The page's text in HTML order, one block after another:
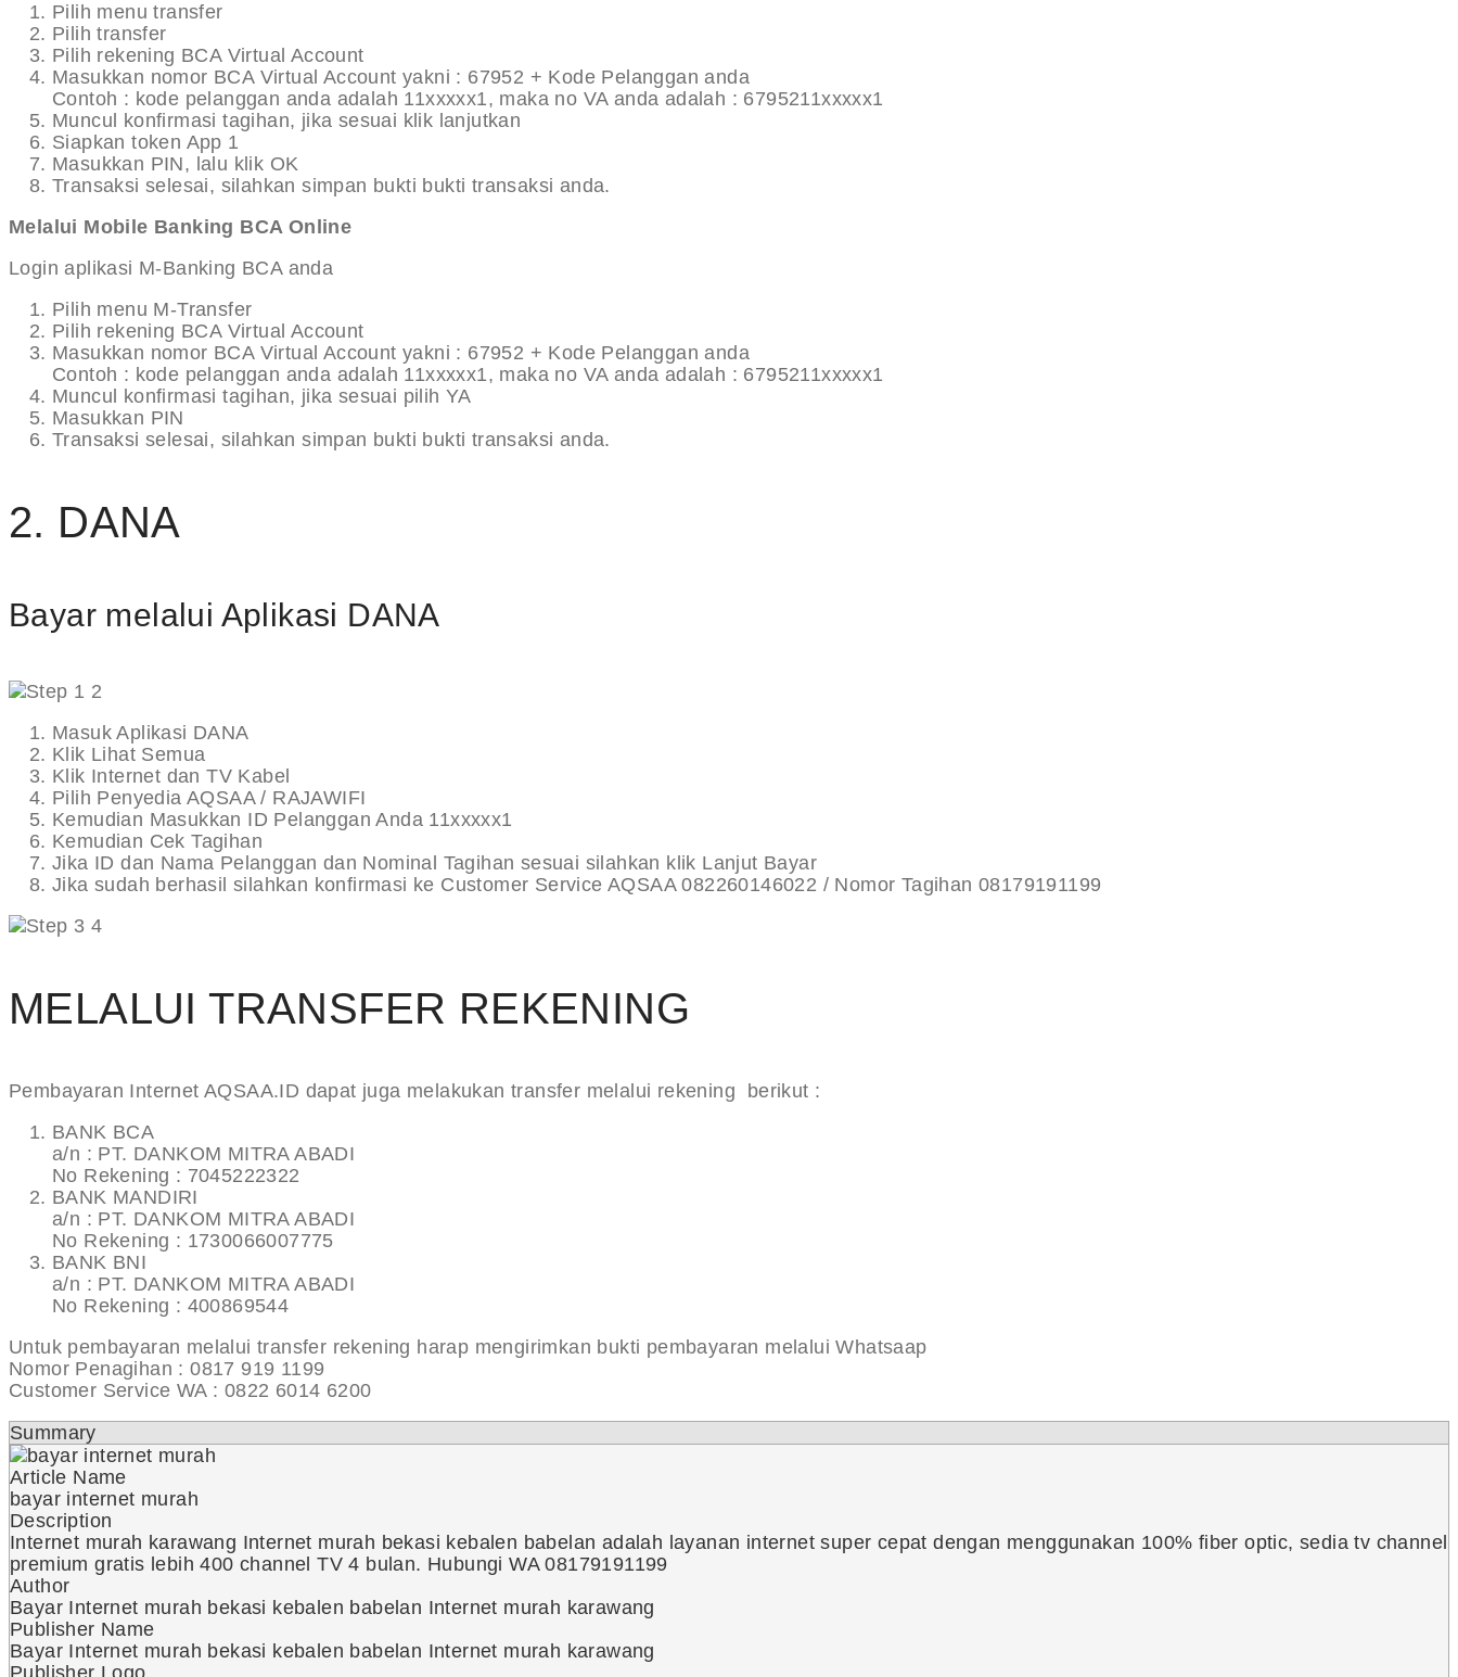
Pilih menu transfer
Pilih transfer
Pilih rekening BCA Virtual Account
Masukkan nomor BCA Virtual Account yakni : 67952 + Kode Pelanggan anda
Contoh : kode pelanggan anda adalah 11xxxxx1, maka no VA anda adalah : 6795211xxxxx1
Muncul konfirmasi tagihan, jika sesuai klik lanjutkan
Siapkan token App 1
Masukkan PIN, lalu klik OK
Transaksi selesai, silahkan simpan bukti bukti transaksi anda.
Melalui Mobile Banking BCA Online
Login aplikasi M-Banking BCA anda
Pilih menu M-Transfer
Pilih rekening BCA Virtual Account
Masukkan nomor BCA Virtual Account yakni : 67952 + Kode Pelanggan anda
Contoh : kode pelanggan anda adalah 11xxxxx1, maka no VA anda adalah : 6795211xxxxx1
Muncul konfirmasi tagihan, jika sesuai pilih YA
Masukkan PIN
Transaksi selesai, silahkan simpan bukti bukti transaksi anda.
2. DANA
Bayar melalui Aplikasi DANA
Masuk Aplikasi DANA
Klik Lihat Semua
Klik Internet dan TV Kabel
Pilih Penyedia AQSAA / RAJAWIFI
Kemudian Masukkan ID Pelanggan Anda 11xxxxx1
Kemudian Cek Tagihan
Jika ID dan Nama Pelanggan dan Nominal Tagihan sesuai silahkan klik Lanjut Bayar
Jika sudah berhasil silahkan konfirmasi ke Customer Service AQSAA 082260146022 / Nomor Tagihan 08179191199
MELALUI TRANSFER REKENING
Pembayaran Internet AQSAA.ID dapat juga melakukan transfer melalui rekening berikut :
BANK BCA
a/n : PT. DANKOM MITRA ABADI
No Rekening : 7045222322
BANK MANDIRI
a/n : PT. DANKOM MITRA ABADI
No Rekening : 1730066007775
BANK BNI
a/n : PT. DANKOM MITRA ABADI
No Rekening : 400869544
Untuk pembayaran melalui transfer rekening harap mengirimkan bukti pembayaran melalui Whatsaap
Nomor Penagihan : 0817 919 1199
Customer Service WA : 0822 6014 6200
Summary
Article Name
bayar internet murah
Description
Internet murah karawang Internet murah bekasi kebalen babelan adalah layanan internet super cepat dengan menggunakan 100% fiber optic, sedia tv channel
premium gratis lebih 400 channel TV 4 bulan. Hubungi WA 08179191199
Author
Bayar Internet murah bekasi kebalen babelan Internet murah karawang
Publisher Name
Bayar Internet murah bekasi kebalen babelan Internet murah karawang